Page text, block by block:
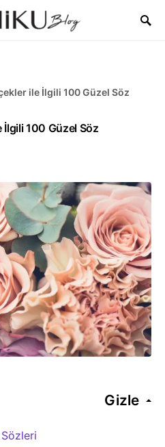
ile İlgili 100 Güzel Söz
İlgili 100 Güzel Söz
Gizle